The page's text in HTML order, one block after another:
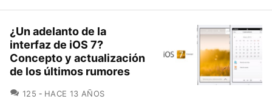
¿Un adelanto de la
interfaz de iOS 7?
Concepto y actualización
de los últimos rumores
125 COMENTARIOS
HACE 13 AÑOS